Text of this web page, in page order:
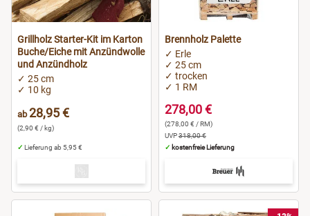
Grillholz Starter-Kit im Karton
Buche/Eiche mit Anzündwolle
und Anzündholz
✓ 25 cm
✓ 10 kg
ab28,95 €
(2,90 € / kg)
✓ Lieferung ab 5,95 €
Brennholz Palette
✓ Erle
✓ 25 cm
✓ trocken
✓ 1 RM
278,00 €
(278,00 € / RM)
UVP318,00 €
✓ kostenfreie Lieferung